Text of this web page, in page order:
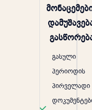
გასული
პერიოდის
პირველადი